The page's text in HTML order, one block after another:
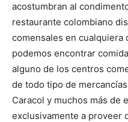
acostumbran al
restaurante colombiano
comensales en cualquiera
podemos encontrar
alguno de los centros
de todo tipo de
Caracol y muchos más de
exclusivamente a proveer